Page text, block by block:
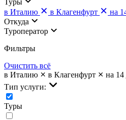
в Италию
в Клагенфурт на
Откуда
Туроператор
Фильтры
Очистить всё
в Италию
в Клагенфурт на 14
Тип услуги:
Туры